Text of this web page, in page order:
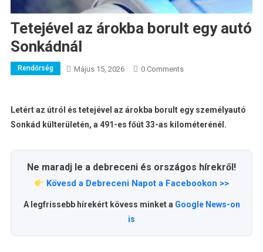
Tetejével az árokba borult egy autó
Sonkádnál
Rendőrség Május 15, 2026 0 Comments
Letért az útról és tetejével az árokba borult egy személyautó
Sonkád külterületén, a 491-es főút 33-as kilométerénél.
Ne maradj le a debreceni és országos hírekről!
Kövesd a Debreceni Napot a Facebookon >>
A legfrissebb hírekért kövess minket a Google News-on
is